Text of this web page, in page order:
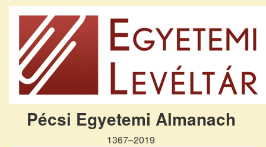
Pécsi Egyetemi Almanach
1367–2019